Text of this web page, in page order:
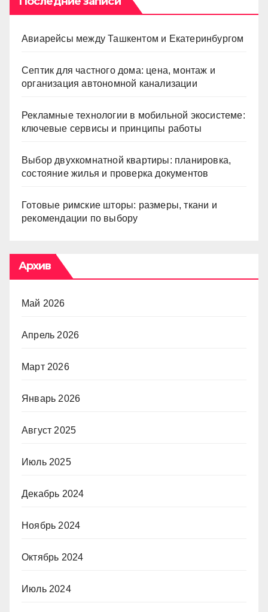
Авиарейсы между Ташкентом и Екатеринбургом
Септик для частного дома: цена, монтаж и
организация автономной канализации
Рекламные технологии в мобильной экосистеме:
ключевые сервисы и принципы работы
Выбор двухкомнатной квартиры: планировка,
состояние жилья и проверка документов
Готовые римские шторы: размеры, ткани и
рекомендации по выбору
Архив
Май 2026
Апрель 2026
Март 2026
Январь 2026
Август 2025
Июль 2025
Декабрь 2024
Ноябрь 2024
Октябрь 2024
Июль 2024